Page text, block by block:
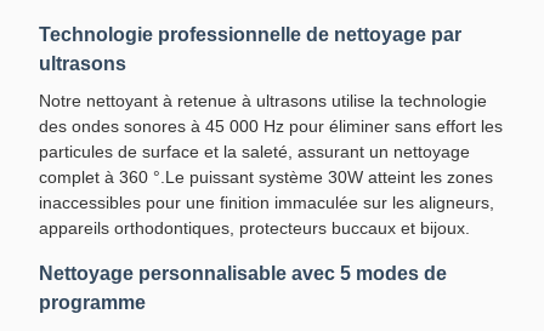
Technologie professionnelle de nettoyage par
ultrasons
Notre nettoyant à retenue à ultrasons utilise la technologie
des ondes sonores à 45 000 Hz pour éliminer sans effort les
particules de surface et la saleté, assurant un nettoyage
complet à 360 °.Le puissant système 30W atteint les zones
inaccessibles pour une finition immaculée sur les aligneurs,
appareils orthodontiques, protecteurs buccaux et bijoux.
Nettoyage personnalisable avec 5 modes de
programme